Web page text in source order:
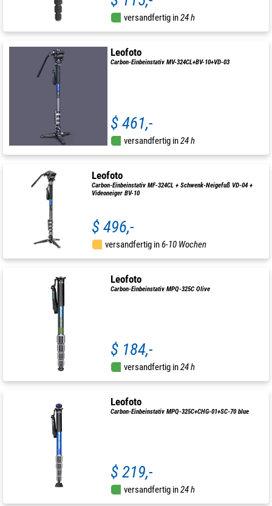
versandfertig in24 h
Leofoto
Carbon-Einbeinstativ MV-324CL+BV-10+VD-03
$ 461,-
versandfertig in24 h
Leofoto
Carbon-Einbeinstativ MF-324CL + Schwenk-Neigefuß VD-04 +
Videoneiger BV-10
$ 496,-
versandfertig in6-10 Wochen
Leofoto
Carbon-Einbeinstativ MPQ-325C Olive
$ 184,-
versandfertig in24 h
Leofoto
Carbon-Einbeinstativ MPQ-325C+CHG-01+SC-70 blue
$ 219,-
versandfertig in24 h